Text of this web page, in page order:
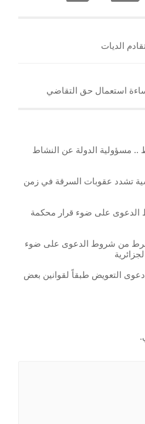
الديات
استعمال حق التقاضي
.. مسؤولية الدولة عن النشاط
تشدد عقوبات السرقة في زمن
على ضوء قرار محكمة
من شروط الدعوى على ضوء
دعوى التعويض طبقاً لقوانين بعض